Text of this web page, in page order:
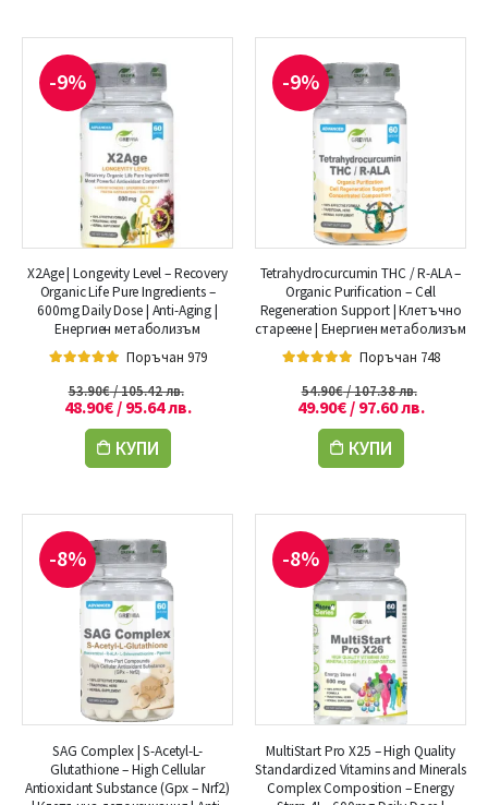
-9%
X2Age | Longevity Level – Recovery
Organic Life Pure Ingredients –
600mg Daily Dose | Anti-Aging |
Енергиен метаболизъм
Поръчан 979
53.90€/ 105.42 лв.
48.90€/ 95.64 лв.
КУПИ
-9%
Tetrahydrocurcumin THC / R-ALA –
Organic Purification – Cell
Regeneration Support | Клетъчно
стареене | Енергиен метаболизъм
Поръчан 748
54.90€/ 107.38 лв.
49.90€/ 97.60 лв.
КУПИ
-8%
SAG Complex | S-Acetyl-L-
Glutathione – High Cellular
Antioxidant Substance (Gpx – Nrf2)
-8%
MultiStart Pro X25 – High Quality
Standardized Vitamins and Minerals
Complex Composition – Energy